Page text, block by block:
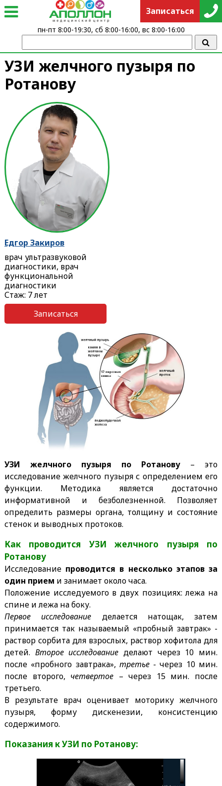
УЗИ желчного пузыря по
Ротанову
Едгор Закиров
врач ультразвуковой
диагностики, врач
функциональной
диагностики
Стаж: 7 лет
Записаться
УЗИ желчного пузыря по Ротанову – это
исследование желчного пузыря с определением его
функции. Методика является достаточно
информативной и безболезненной. Позволяет
определить размеры органа, толщину и состояние
стенок и выводных протоков.
Как проводится УЗИ желчного пузыря по
Ротанову
Исследование проводится в несколько этапов за
один прием и занимает около часа.
Положение исследуемого в двух позициях: лежа на
спине и лежа на боку.
Первое исследование делается натощак, затем
принимается так называемый «пробный завтрак» -
раствор сорбита для взрослых, раствор хофитола для
детей. Второе исследование делают через 10 мин.
после «пробного завтрака», третье- через 10 мин.
после второго, четвертое – через 15 мин. после
третьего.
В результате врач оценивает моторику желчного
пузыря, форму дискенезии, консистенцию
содержимого.
Показания к УЗИ по Ротанову:
Записаться
пн-пт 8:00-19:30, сб 8:00-16:00, вс 8:00-16:00